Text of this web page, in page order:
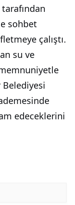
sohbet
çalıştı.
su ve
Belediyesi
edeceklerini